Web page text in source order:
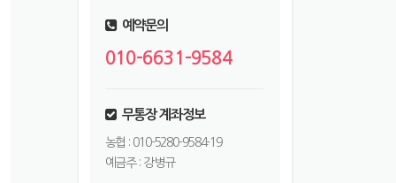
예약문의
010-6631-9584
무통장 계좌정보
농협 : 010-5280-9584-19
예금주 : 강병규